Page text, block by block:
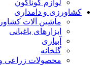
لوازم گوناگون
کشاورزی و دامداری
ماشین آلات
ابزارهای باغبانی
آبیاری
گلخانه
محصولات زراعی